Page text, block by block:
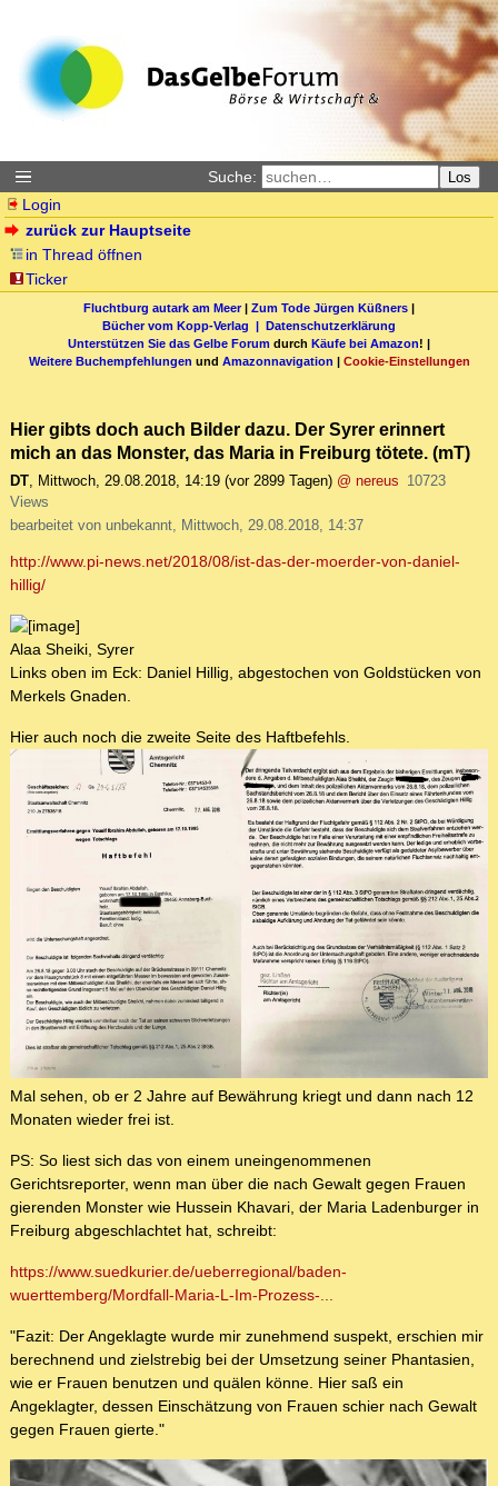
Suche: Los
Login
zurück zur Hauptseite
in Thread öffnen
Ticker
Fluchtburg autark am Meer| Zum Tode Jürgen Küßners |
Bücher vom Kopp-Verlag | Datenschutzerklärung
Unterstützen Sie das Gelbe Forum durch Käufe bei Amazon! |
Weitere Buchempfehlungen und Amazonnavigation | Cookie-Einstellungen
Hier gibts doch auch Bilder dazu. Der Syrer erinnert
mich an das Monster, das Maria in Freiburg tötete. (mT)
DT, Mittwoch, 29.08.2018, 14:19 (vor 2899 Tagen) @ nereus 10723
Views
bearbeitet von unbekannt, Mittwoch, 29.08.2018, 14:37
http://www.pi-news.net/2018/08/ist-das-der-moerder-von-daniel-
hillig/
Alaa Sheiki, Syrer
Links oben im Eck: Daniel Hillig, abgestochen von Goldstücken von
Merkels Gnaden.
Hier auch noch die zweite Seite des Haftbefehls.
Mal sehen, ob er 2 Jahre auf Bewährung kriegt und dann nach 12
Monaten wieder frei ist.
PS: So liest sich das von einem uneingenommenen
Gerichtsreporter, wenn man über die nach Gewalt gegen Frauen
gierenden Monster wie Hussein Khavari, der Maria Ladenburger in
Freiburg abgeschlachtet hat, schreibt:
https://www.suedkurier.de/ueberregional/baden-
wuerttemberg/Mordfall-Maria-L-Im-Prozess-...
"Fazit: Der Angeklagte wurde mir zunehmend suspekt, erschien mir
berechnend und zielstrebig bei der Umsetzung seiner Phantasien,
wie er Frauen benutzen und quälen könne. Hier saß ein
Angeklagter, dessen Einschätzung von Frauen schier nach Gewalt
gegen Frauen gierte."